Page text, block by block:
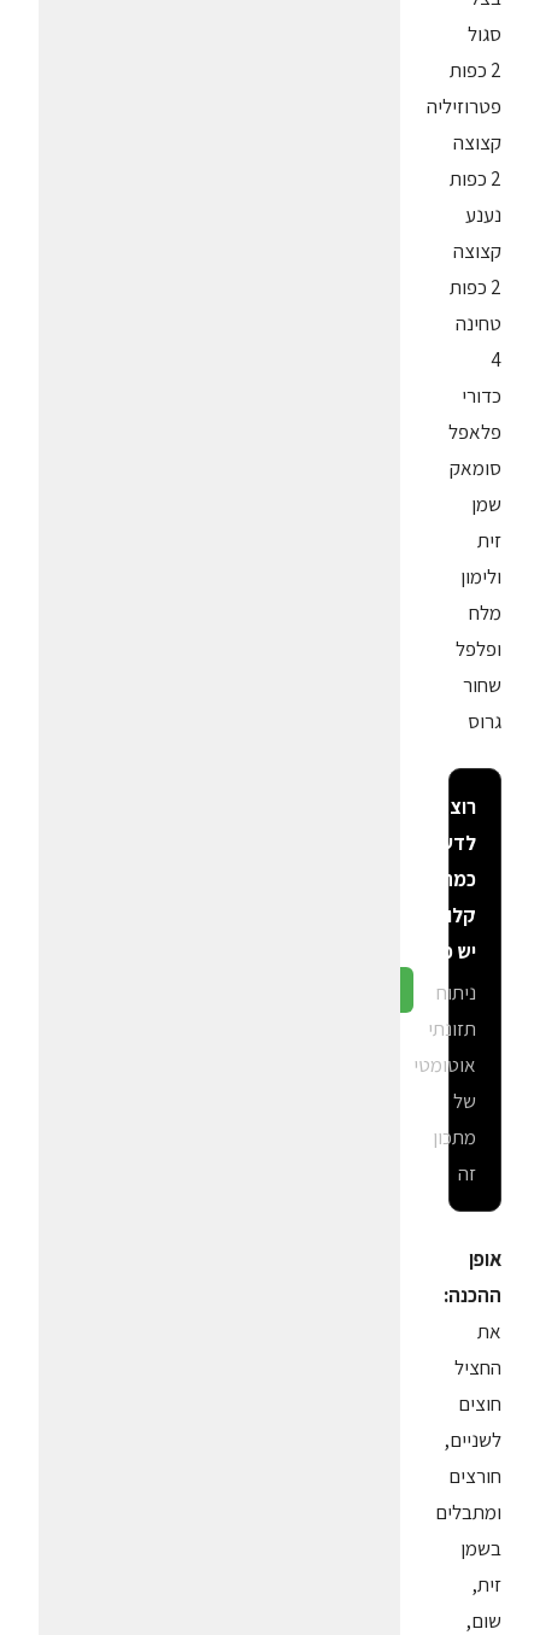
סגול
2 כפות
פטרוזיליה
קצוצה
2 כפות
נענע
קצוצה
2 כפות
טחינה
4
כדורי
פלאפל
סומאק
שמן
זית
ולימון
מלח
ופלפל
שחור
גרוס
רוצה
לדעת
כמה
קלוריות
יש פה?
ניתוח
תזונתי
אוטומטי
של
מתכון
זה
אופן
ההכנה:
את
החציל
חוצים
לשניים,
חורצים
ומתבלים
בשמן
זית,
שום,